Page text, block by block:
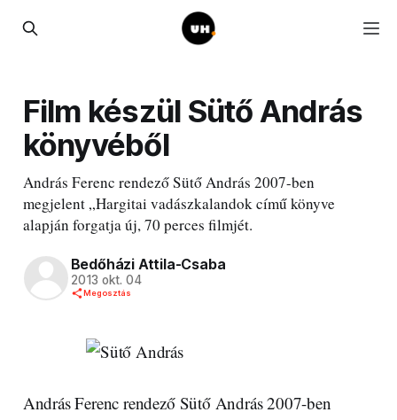
Film készül Sütő András
könyvéből
András Ferenc rendező Sütő András 2007-ben
megjelent „Hargitai vadászkalandok című könyve
alapján forgatja új, 70 perces filmjét.
Bedőházi Attila-Csaba
2013 okt. 04
Megosztás
András Ferenc rendező Sütő András 2007-ben